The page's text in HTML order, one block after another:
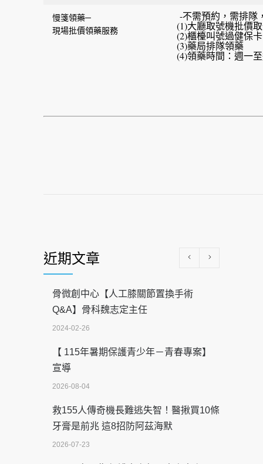
慢箋領藥─
現場批價領藥服務
-不需預約，需排隊
(1)大廳取號機批價
(2)櫃檯叫號過健保卡
(3)藥局排隊領藥
(4)領藥時間：週一至
近期文章
骨微創中心【人工膝關節置換手術
Q&A】骨科魏志定主任
2024-02-26
【 115年暑期保護青少年－青春專案】
宣導
2026-08-04
救155人傳奇機長難逃失智！醫揪買10條
牙膏是前兆 這8招防阿茲海默
2026-07-23